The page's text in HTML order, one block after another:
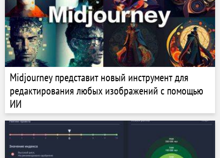
Midjourney представит новый инструмент для
редактирования любых изображений с помощью
ИИ